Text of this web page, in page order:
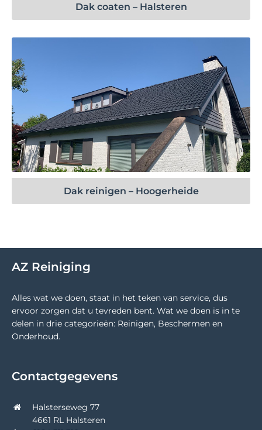
Dak coaten – Halsteren
Bekijk project
Dak reinigen – Hoogerheide
AZ Reiniging
Alles wat we doen, staat in het teken van service, dus
ervoor zorgen dat u tevreden bent. Wat we doen is in te
delen in drie categorieën: Reinigen, Beschermen en
Onderhoud.
Contactgegevens
Halsterseweg 77
4661 RL Halsteren